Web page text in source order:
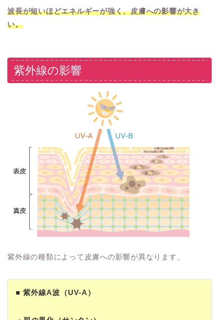
波長が短いほどエネルギーが強く、皮膚への影響が大き
い。
紫外線の影響
紫外線の種類によって皮膚への影響が異なります。
■紫外線A波（UV-A）